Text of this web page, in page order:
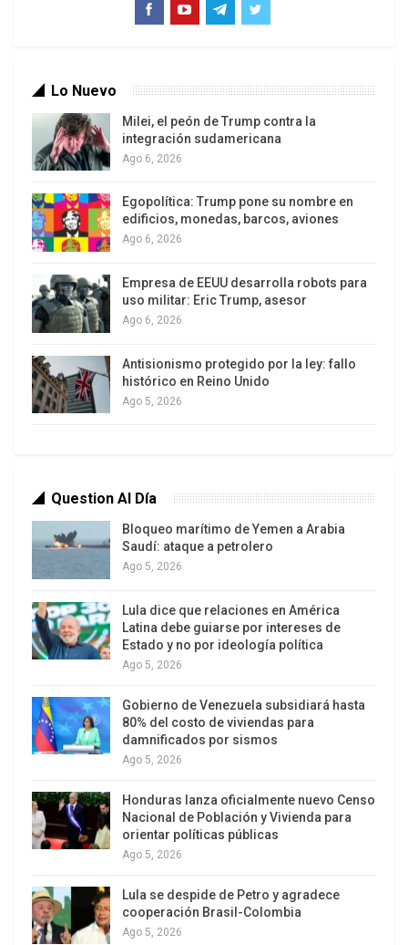
que brindan los 11 países … a fin de que sea
del gobierno estadounidense.
En el grupo «Amigos de Siria» participan Jordania,
Egipto, Qatar, Arabia Saudí, Emiratos Árabes
Francia, Italia y Alemania.
La reunión de Catar es crucial para que la
en medio de preocupaciones de Washington
sobre la falta de cohesión y dirección en filas de
conservar el anonimato.
Lo Nuevo
Milei, el peón de Trump contra la
integración sudamericana
Ago 6, 2026
Egopolítica: Trump pone su nombre en
edificios, monedas, barcos, aviones
Ago 6, 2026
Empresa de EEUU desarrolla robots para
uso militar: Eric Trump, asesor
Ago 6, 2026
Antisionismo protegido por la ley: fallo
histórico en Reino Unido
Ago 5, 2026
Question Al Día
Bloqueo marítimo de Yemen a Arabia
Saudí: ataque a petrolero
Ago 5, 2026
Lula dice que relaciones en América
Latina debe guiarse por intereses de
Estado y no por ideología política
Ago 5, 2026
Gobierno de Venezuela subsidiará hasta
80% del costo de viviendas para
damnificados por sismos
Ago 5, 2026
Honduras lanza oficialmente nuevo Censo
Nacional de Población y Vivienda para
orientar políticas públicas
Ago 5, 2026
Lula se despide de Petro y agradece
cooperación Brasil-Colombia
Ago 5, 2026